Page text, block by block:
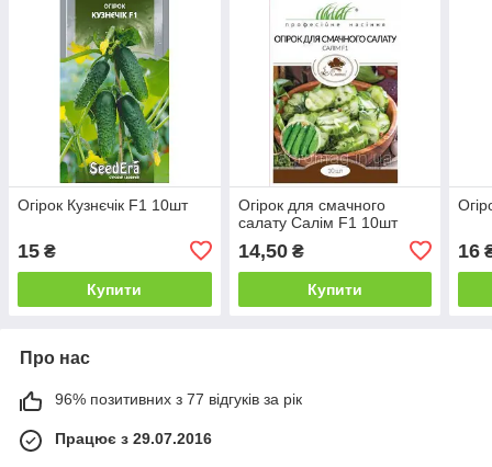
Огірок Кузнєчік F1 10шт
15 ₴
Купити
Огірок для смачного
салату Салім F1 10шт
14,50₴
Купити
16
Про нас
96% позитивних з 77 відгуків за рік
Працює з 29.07.2016